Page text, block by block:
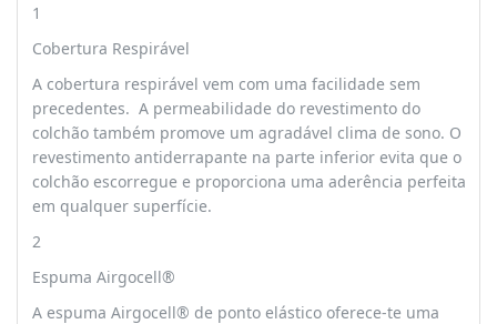
1
Cobertura Respirável
A cobertura respirável vem com uma facilidade sem
precedentes. A permeabilidade do revestimento do
colchão também promove um agradável clima de sono. O
revestimento antiderrapante na parte inferior evita que o
colchão escorregue e proporciona uma aderência perfeita
em qualquer superfície.
2
Espuma Airgocell®
A espuma Airgocell® de ponto elástico oferece-te uma